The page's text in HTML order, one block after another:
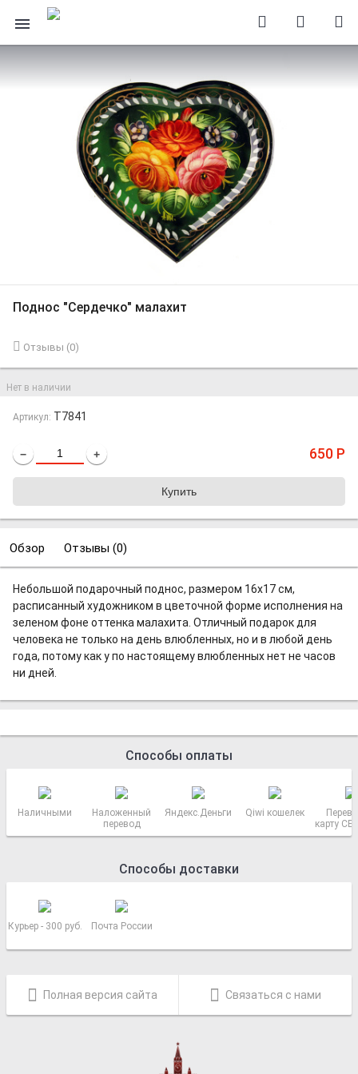
Поднос "Сердечко" малахит
Отзывы (0)
Нет в наличии
Артикул: T7841
− + 650 Р
Обзор Отзывы (0)
Небольшой подарочный поднос, размером 16х17 см,
расписанный художником в цветочной форме исполнения на
зеленом фоне оттенка малахита. Отличный подарок для
человека не только на день влюбленных, но и в любой день
года, потому как у по настоящему влюбленных нет не часов
ни дней.
Способы оплаты
Наличными
Наложенный
перевод
Яндекс.Деньги Qiwi кошелек
карту
Способы доставки
Курьер - 300 руб. Почта России
Полная версия сайта Связаться с нами